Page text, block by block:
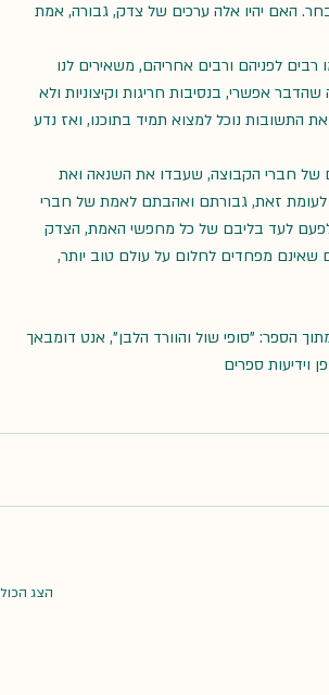
האם יהיו אלה ערכים של צדק, גבורה, אמת
רבים לפניהם ורבים אחריהם, משאירים לנו
אפשרי, בנסיבות חריגות וקיצוניות ולא
את התשובות נוכל למצוא תמיד בתוכנו, ואז נדע
של חברי הקבוצה, שעבדו את השנאה ואת
לעומת זאת, גבורתם ואהבתם לאמת של חברי
לפעם לעד בליבם של כל מחפשי האמת, הצדק
שאינם מפחדים לחלום על עולם טוב יותר,
הספר: "סופי שול והוורד הלבן", אנט דומבאך
וידיעות ספרים
הצג הכול